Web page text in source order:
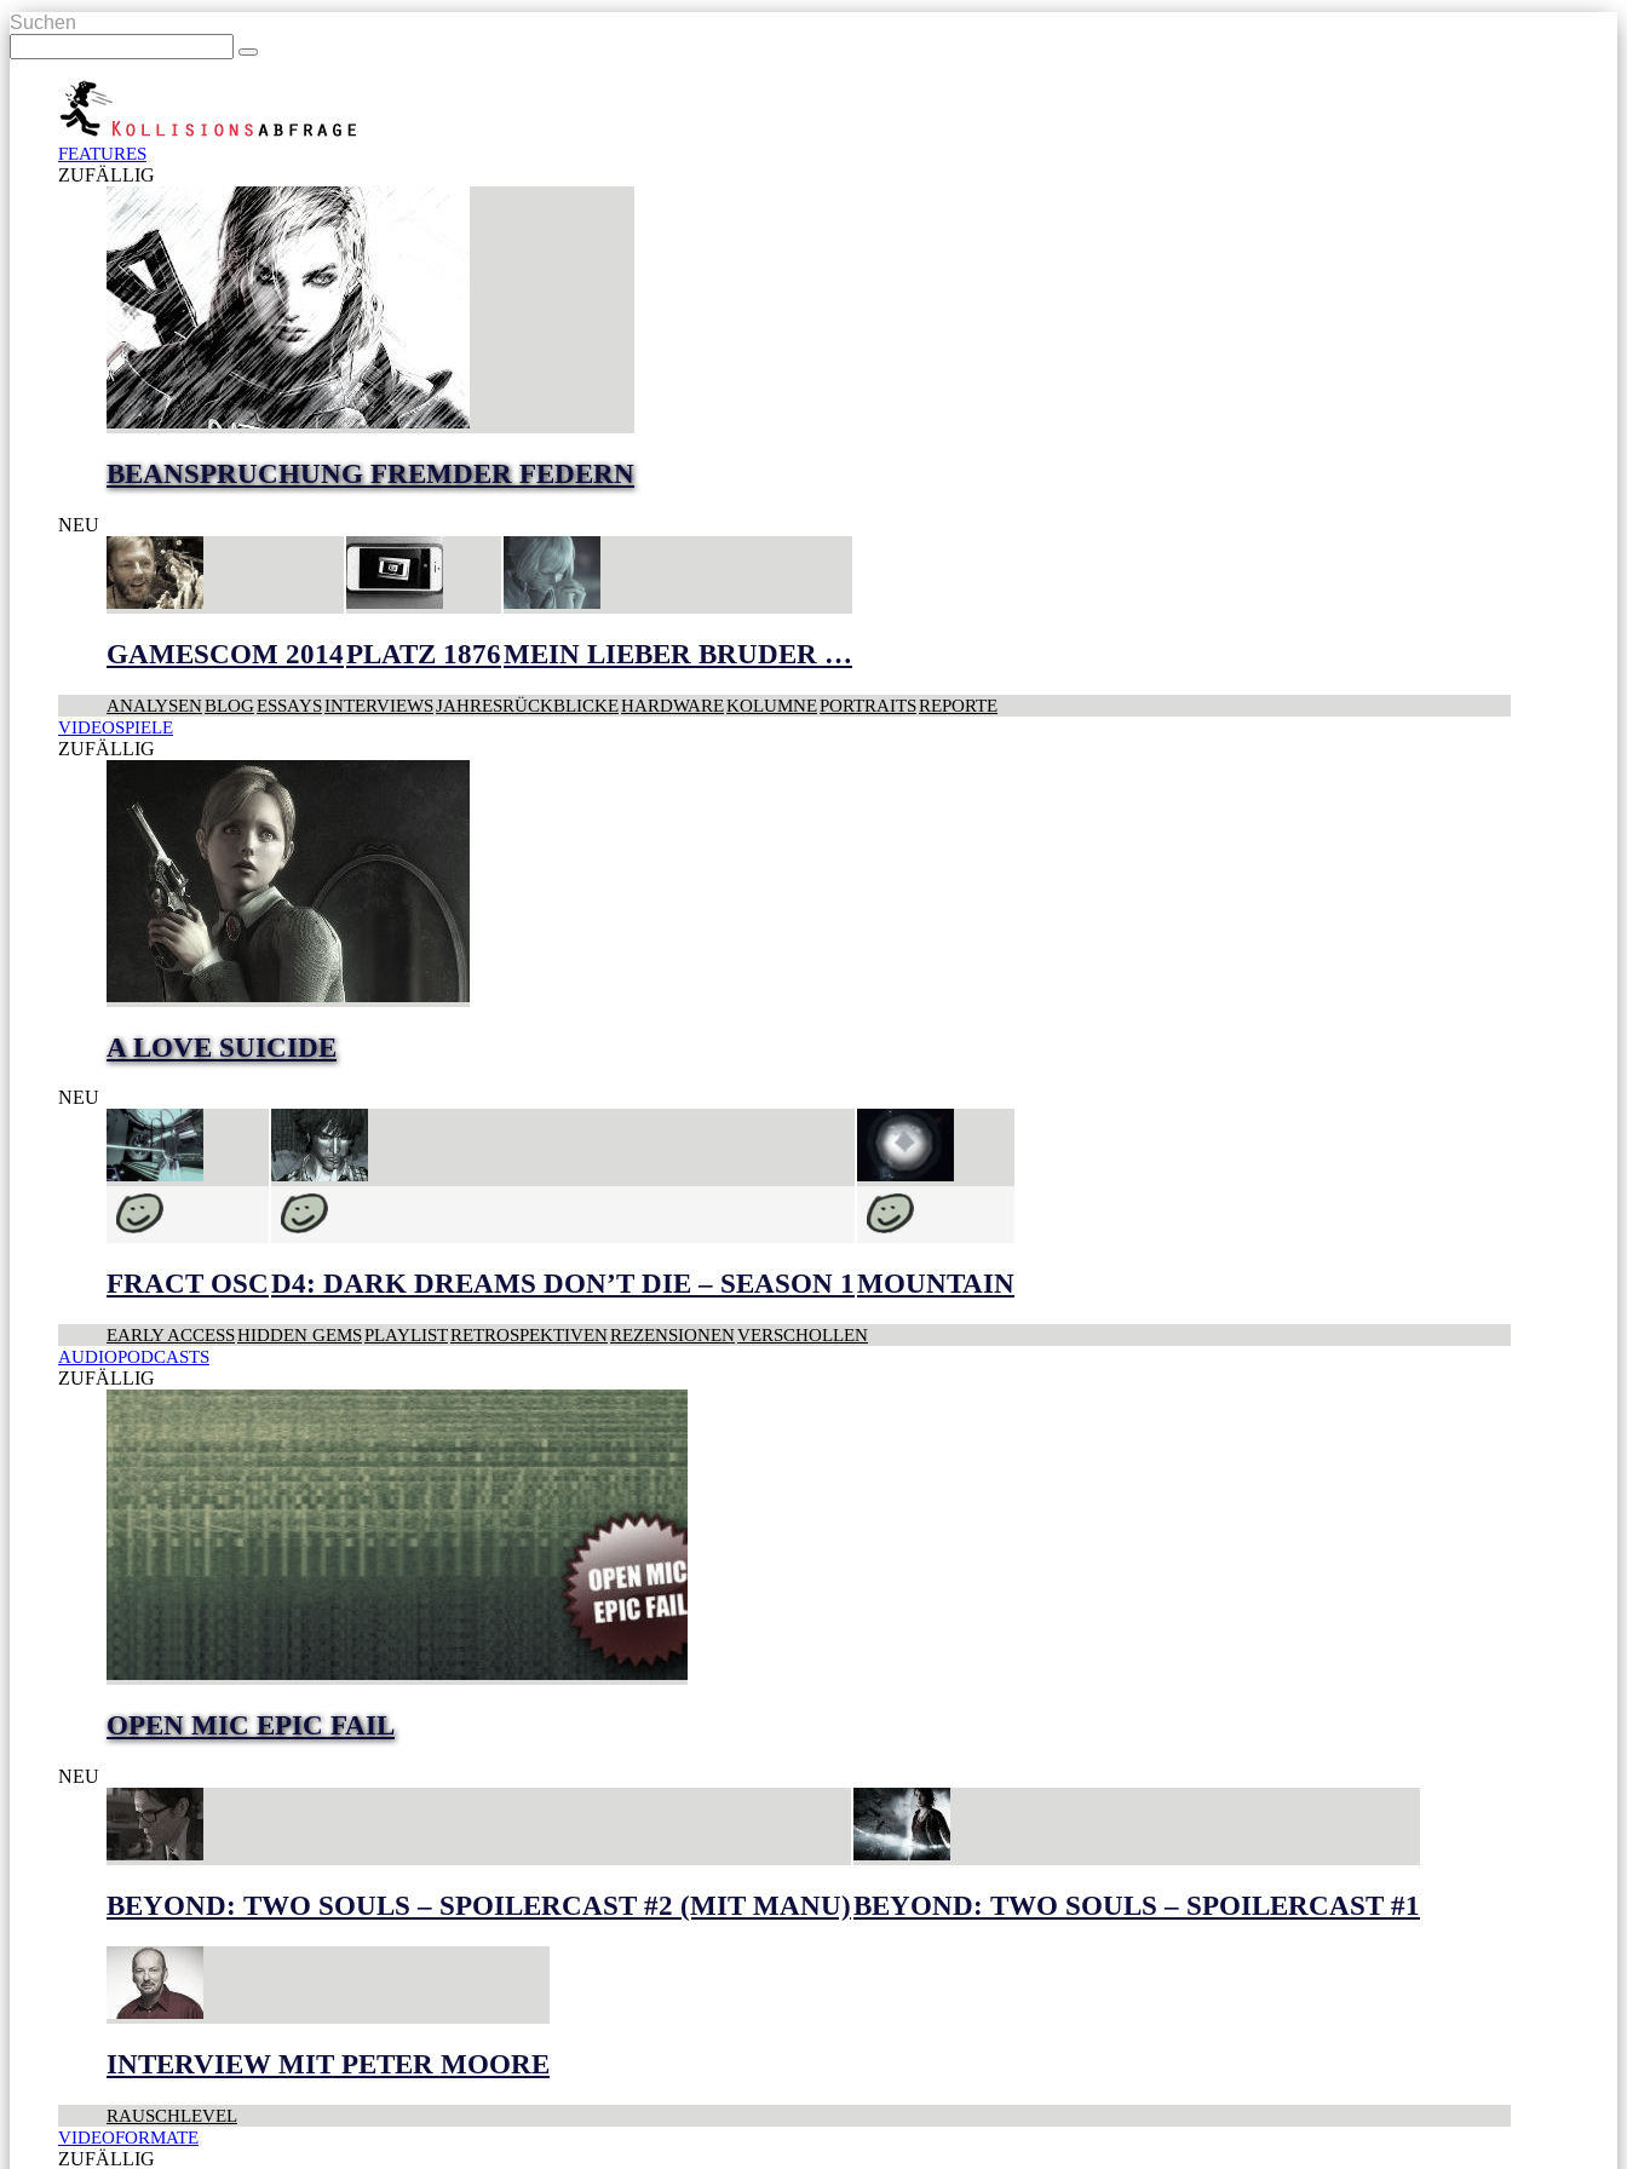
Suchen
FEATURES
ZUFÄLLIG
BEANSPRUCHUNG FREMDER FEDERN
NEU
GAMESCOM 2014PLATZ 1876MEIN LIEBER BRUDER …
ANALYSENBLOGESSAYSINTERVIEWSJAHRESRÜCKBLICKEHARDWAREKOLUMNEPORTRAITSREPORTE
VIDEOSPIELE
ZUFÄLLIG
A LOVE SUICIDE
NEU
FRACT OSCD4: DARK DREAMS DON’T DIE – SEASON 1MOUNTAIN
EARLY ACCESSHIDDEN GEMSPLAYLISTRETROSPEKTIVENREZENSIONENVERSCHOLLEN
AUDIOPODCASTS
ZUFÄLLIG
OPEN MIC EPIC FAIL
NEU
BEYOND: TWO SOULS – SPOILERCAST #2 (MIT MANU)BEYOND: TWO SOULS – SPOILERCAST #1
INTERVIEW MIT PETER MOORE
RAUSCHLEVEL
VIDEOFORMATE
ZUFÄLLIG